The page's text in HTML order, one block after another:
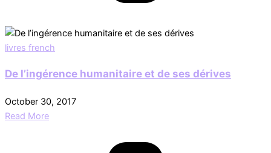
livres french
De l’ingérence humanitaire et de ses dérives
October 30, 2017
Read More